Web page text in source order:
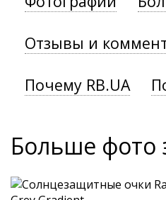
Отзывы и
Почему RB.UA
Больше фото